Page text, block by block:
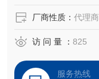
厂商性质： 代理商
访 问 量 ： 825
服务热线